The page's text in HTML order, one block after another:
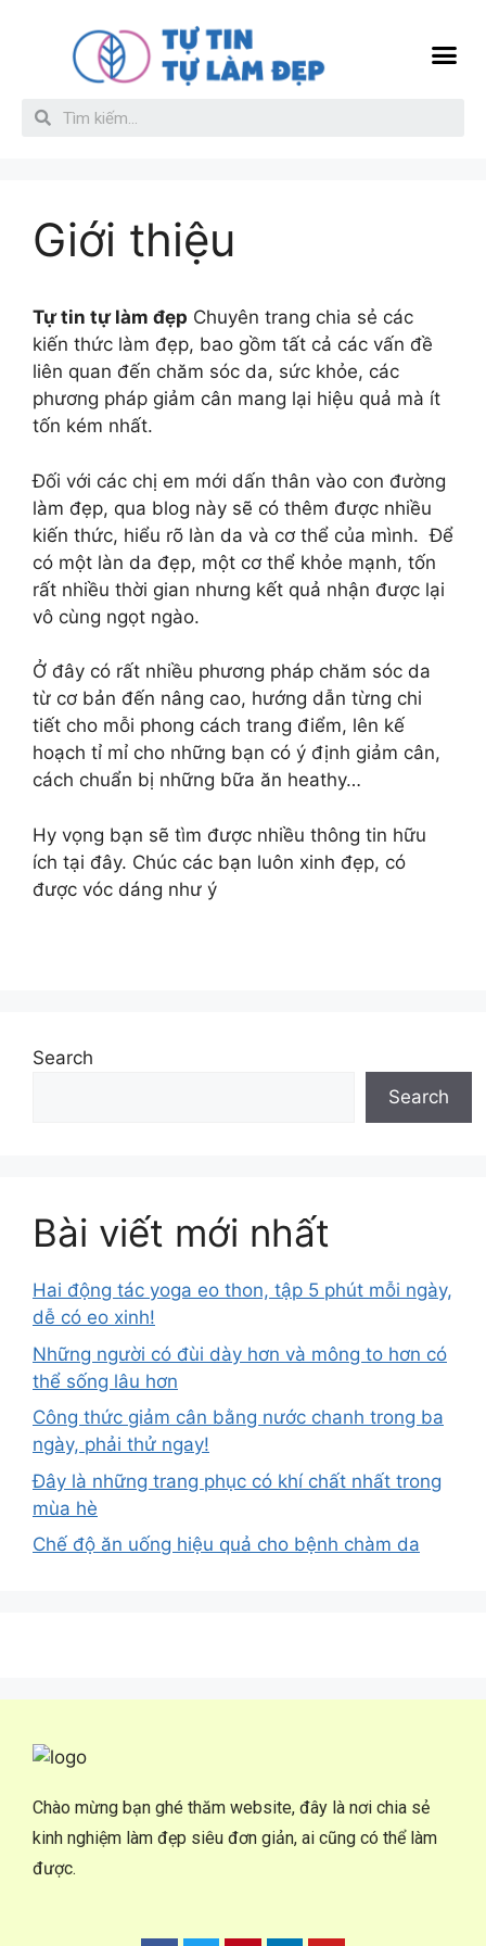
Giới thiệu
Tự tin tự làm đẹp Chuyên trang chia sẻ các
kiến thức làm đẹp, bao gồm tất cả các vấn đề
liên quan đến chăm sóc da, sức khỏe, các
phương pháp giảm cân mang lại hiệu quả mà ít
tốn kém nhất.
Đối với các chị em mới dấn thân vào con đường
làm đẹp, qua blog này sẽ có thêm được nhiều
kiến thức, hiểu rõ làn da và cơ thể của mình. Để
có một làn da đẹp, một cơ thể khỏe mạnh, tốn
rất nhiều thời gian nhưng kết quả nhận được lại
vô cùng ngọt ngào.
Ở đây có rất nhiều phương pháp chăm sóc da
từ cơ bản đến nâng cao, hướng dẫn từng chi
tiết cho mỗi phong cách trang điểm, lên kế
hoạch tỉ mỉ cho những bạn có ý định giảm cân,
cách chuẩn bị những bữa ăn heathy…
Hy vọng bạn sẽ tìm được nhiều thông tin hữu
ích tại đây. Chúc các bạn luôn xinh đẹp, có
được vóc dáng như ý
Search
Search
Bài viết mới nhất
Hai động tác yoga eo thon, tập 5 phút mỗi ngày,
dễ có eo xinh!
Những người có đùi dày hơn và mông to hơn có
thể sống lâu hơn
Công thức giảm cân bằng nước chanh trong ba
ngày, phải thử ngay!
Đây là những trang phục có khí chất nhất trong
mùa hè
Chế độ ăn uống hiệu quả cho bệnh chàm da
Chào mừng bạn ghé thăm website, đây là nơi chia sẻ
kinh nghiệm làm đẹp siêu đơn giản, ai cũng có thể làm
được.